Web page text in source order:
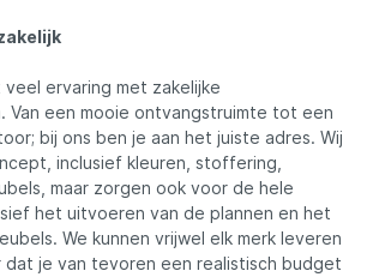
ervaring met zakelijke
Van een mooie ontvangstruimte tot een
bij ons ben je aan het juiste adres. Wij
inclusief kleuren, stoffering,
maar zorgen ook voor de hele
het uitvoeren van de plannen en het
We kunnen vrijwel elk merk leveren
dat je van tevoren een realistisch budget